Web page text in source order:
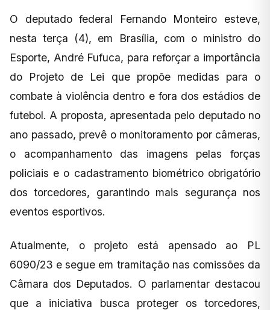
O deputado federal Fernando Monteiro esteve,
nesta terça (4), em Brasília, com o ministro do
Esporte, André Fufuca, para reforçar a importância
do Projeto de Lei que propõe medidas para o
combate à violência dentro e fora dos estádios de
futebol. A proposta, apresentada pelo deputado no
ano passado, prevê o monitoramento por câmeras,
o acompanhamento das imagens pelas forças
policiais e o cadastramento biométrico obrigatório
dos torcedores, garantindo mais segurança nos
eventos esportivos.
Atualmente, o projeto está apensado ao PL
6090/23 e segue em tramitação nas comissões da
Câmara dos Deputados. O parlamentar destacou
que a iniciativa busca proteger os torcedores,